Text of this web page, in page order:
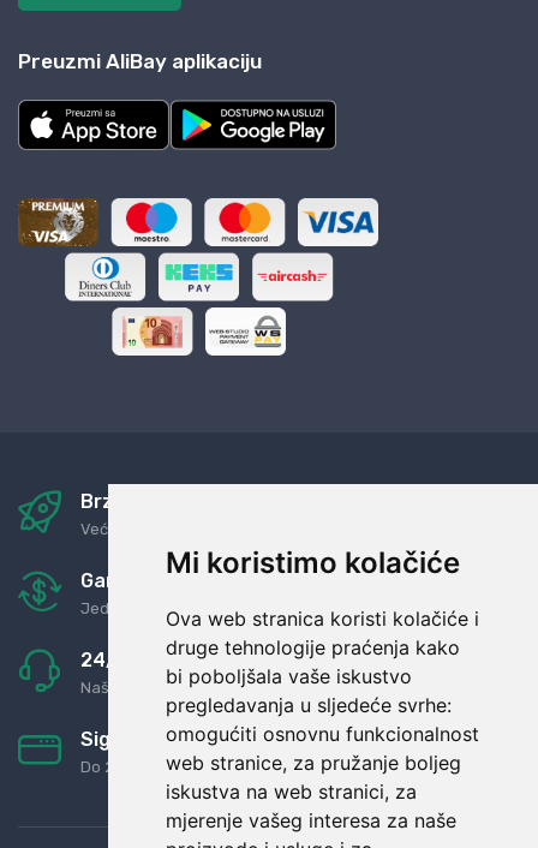
Mi koristimo kolačiće
Ova web stranica koristi kolačiće i
druge tehnologije praćenja kako
bi poboljšala vaše iskustvo
pregledavanja u sljedeće svrhe:
omogućiti osnovnu funkcionalnost
web stranice, za pružanje boljeg
iskustva na web stranici, za
mjerenje vašeg interesa za naše
Preuzmi AliBay aplikaciju
Brza i sigurna dostava
Već za nekoliko dana kod vas
Garancija u povrat novaca
Jednostavno pravilo: Roba za novac
24/7 odlična podrška
Naši agenti uvijek na raspolaganju
Sigurno obročno plaćanje
Do 24 rata bez kamata